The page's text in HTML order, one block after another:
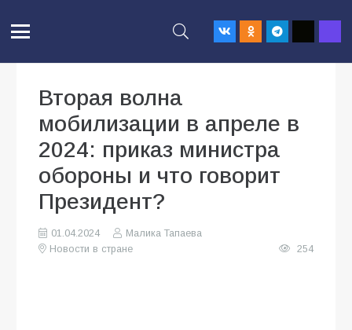
Вторая волна
мобилизации в апреле в
2024: приказ министра
обороны и что говорит
Президент?
01.04.2024
Малика Тапаева
Новости в стране
254